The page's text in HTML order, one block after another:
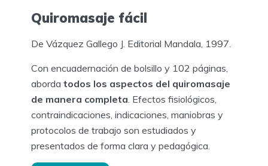
Quiromasaje fácil
De Vázquez Gallego J. Editorial Mandala, 1997.
Con encuadernación de bolsillo y 102 páginas,
aborda todos los aspectos del quiromasaje
de manera completa. Efectos fisiológicos,
contraindicaciones, indicaciones, maniobras y
protocolos de trabajo son estudiados y
presentados de forma clara y pedagógica.